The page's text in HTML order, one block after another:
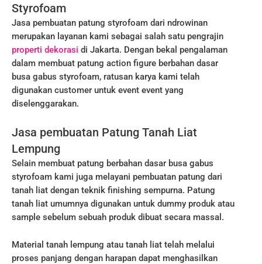
Styrofoam
Jasa pembuatan patung styrofoam dari ndrowinan
merupakan layanan kami sebagai salah satu pengrajin
properti dekorasi di Jakarta. Dengan bekal pengalaman
dalam membuat patung action figure berbahan dasar
busa gabus styrofoam, ratusan karya kami telah
digunakan customer untuk event event yang
diselenggarakan.
Jasa pembuatan Patung Tanah Liat
Lempung
Selain membuat patung berbahan dasar busa gabus
styrofoam kami juga melayani pembuatan patung dari
tanah liat dengan teknik finishing sempurna. Patung
tanah liat umumnya digunakan untuk dummy produk atau
sample sebelum sebuah produk dibuat secara massal.
Material tanah lempung atau tanah liat telah melalui
proses panjang dengan harapan dapat menghasilkan